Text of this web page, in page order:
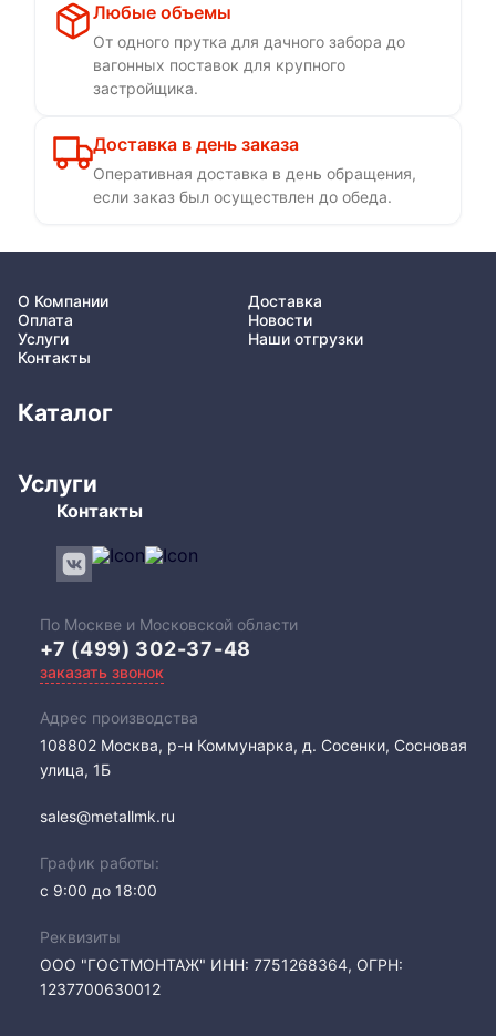
Любые объемы
От одного прутка для дачного забора до
вагонных поставок для крупного
застройщика.
Доставка в день заказа
Оперативная доставка в день обращения,
если заказ был осуществлен до обеда.
О Компании
Доставка
Оплата
Новости
Услуги
Наши отгрузки
Контакты
Каталог
Услуги
Контакты
По Москве и Московской области
+7 (499) 302-37-48
заказать звонок
Адрес производства
108802​ Москва, р-н Коммунарка, д. Сосенки, Сосновая
улица, 1Б
sales@metallmk.ru
График работы:
с 9:00 до 18:00
Реквизиты
ООО "ГОСТМОНТАЖ" ИНН: 7751268364, ОГРН:
1237700630012